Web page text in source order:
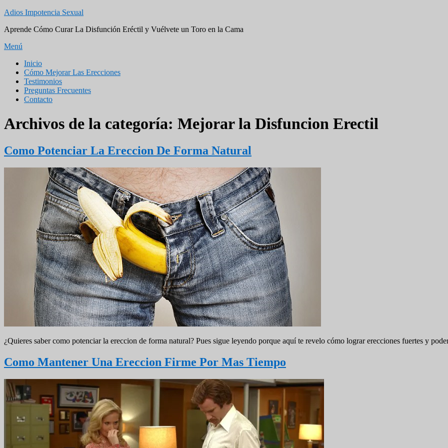
Saltar
contenido
Adios Impotencia Sexual
Aprende Cómo Curar La Disfunción Eréctil y Vuélvete un Toro en la Cama
Menú
Menú
principal
Inicio
Cómo Mejorar Las Erecciones
Testimonios
Preguntas Frecuentes
Contacto
Archivos de la categoría: Mejorar la Disfuncion Erectil
Como Potenciar La Ereccion De Forma Natural
¿Quieres saber como potenciar la ereccion de forma natural? Pues sigue leyendo porque aquí te revelo cómo lograr erecciones fuertes y
Como Mantener Una Ereccion Firme Por Mas Tiempo